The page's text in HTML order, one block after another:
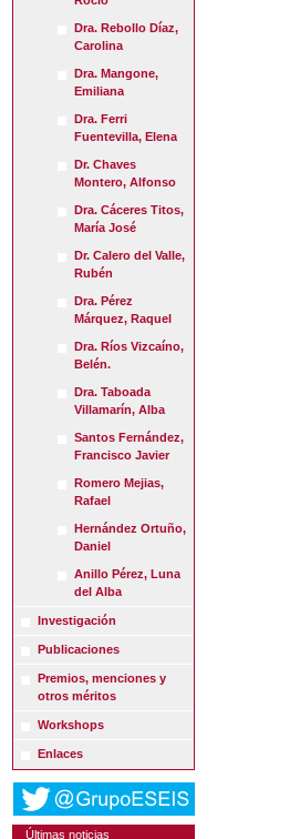
Dra. Rebollo Díaz,
Carolina
Dra. Mangone,
Emiliana
Dra. Ferri
Fuentevilla, Elena
Dr. Chaves
Montero, Alfonso
Dra. Cáceres Titos,
María José
Dr. Calero del Valle,
Rubén
Dra. Pérez
Márquez, Raquel
Dra. Ríos Vizcaíno,
Belén.
Dra. Taboada
Villamarín, Alba
Santos Fernández,
Francisco Javier
Romero Mejias,
Rafael
Hernández Ortuño,
Daniel
Anillo Pérez, Luna
del Alba
Investigación
Publicaciones
Premios, menciones y
otros méritos
Workshops
Enlaces
Últimas noticias